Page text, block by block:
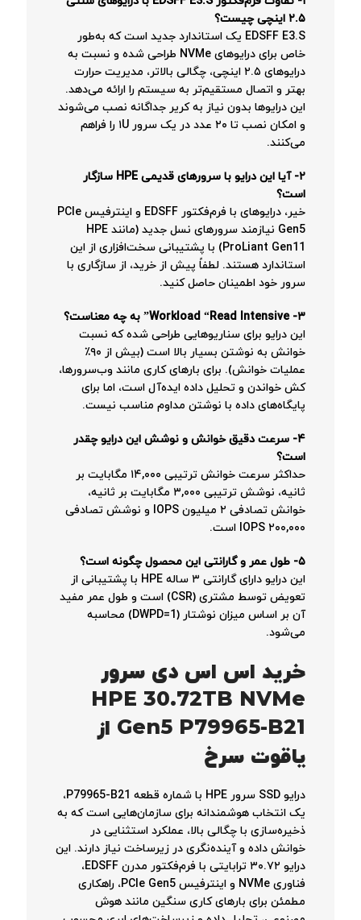
۲.۵ اینچی چیست؟
EDSFF E3.S یک استاندارد جدید است که به‌طور
خاص برای درایوهای NVMe طراحی شده و نسبت به
درایوهای ۲.۵ اینچی، چگالی بالاتر، مدیریت حرارت
بهتر و اتصال مستقیم‌تر به سیستم را ارائه می‌دهد.
این درایوها بدون نیاز به کریر جداگانه نصب می‌شوند
و امکان نصب تا ۲۰ عدد در یک سرور ۱U را فراهم
می‌کنند.
۲- آیا این درایو با سرورهای قدیمی HPE سازگار
است؟
خیر، درایوهای با فرم‌فکتور EDSFF و اینترفیس PCIe
Gen5 نیازمند سرورهای نسل جدید (مانند HPE
ProLiant Gen11) با پشتیبانی سخت‌افزاری از این
استاندارد هستند. لطفاً پیش از خرید، از سازگاری با
سرور خود اطمینان حاصل کنید.
۳- Workload “Read Intensive” به چه معناست؟
این درایو برای سناریوهایی طراحی شده که نسبت
خوانش به نوشتن بسیار بالا است (بیش از ۹۰٪
عملیات خوانش). برای بارهای کاری مانند وب‌سرورها،
کش خواندن و تحلیل داده ایده‌آل است، اما برای
پایگاه‌های داده با نوشتن مداوم مناسب نیست.
۴- سرعت دقیق خوانش و نوشش این درایو چقدر
است؟
حداکثر سرعت خوانش ترتیبی ۱۴,۰۰۰ مگابایت بر
ثانیه، نوشش ترتیبی ۳,۰۰۰ مگابایت بر ثانیه،
خوانش تصادفی ۲ میلیون IOPS و نوشش تصادفی
۲۰۰,۰۰۰ IOPS است
.
۵- طول عمر و گارانتی این محصول چگونه است؟
این درایو دارای گارانتی ۳ ساله HPE با پشتیبانی از
تعویض توسط مشتری (CSR) است و طول عمر مفید
آن بر اساس میزان نوشتار (DWPD=1) محاسبه
می‌شود.
خرید اس اس دی سرور
HPE 30.72TB NVMe
Gen5 P79965-B21 از
یاقوت سرخ
درایو SSD سرور HPE با شماره قطعه P79965-B21،
یک انتخاب هوشمندانه برای سازمان‌هایی است که به
ذخیره‌سازی با چگالی بالا، عملکرد استثنایی در
خوانش داده و آینده‌نگری در زیرساخت نیاز دارند. این
درایو ۳۰.۷۲ ترابایتی با فرم‌فکتور مدرن EDSFF،
فناوری NVMe و اینترفیس PCIe Gen5، راهکاری
مطمئن برای بارهای کاری سنگین مانند هوش